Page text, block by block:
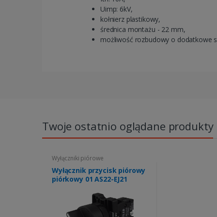
Uimp: 6kV,
kołnierz plastikowy,
średnica montażu - 22 mm,
możliwość rozbudowy o dodatkowe
Twoje ostatnio oglądane produkty
Wyłączniki piórowe
Wyłącznik przycisk piórowy
piórkowy 01 AS22-EJ21